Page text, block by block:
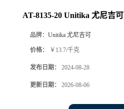
AT-8135-20 Unitika 尤尼吉可
品牌： Unitika 尤尼吉可
价格： ￥13.7/千克
发布日期： 2024-08-28
更新日期： 2026-08-06